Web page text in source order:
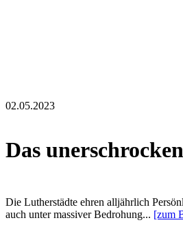
02.05.2023
Das
Die Lutherstädte ehren alljährlich
auch unter massiver Bedrohung... [zum